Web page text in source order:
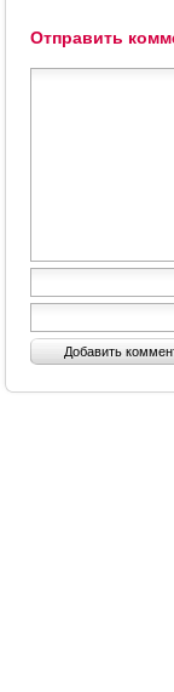
Отправить